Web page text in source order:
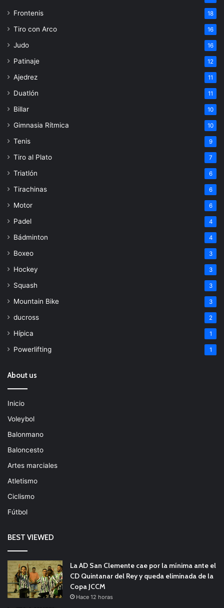
Frontenis 18
Tiro con Arco 16
Judo 16
Patinaje 12
Ajedrez 11
Duatlón 11
Billar 10
Gimnasia Rítmica 10
Tenis 9
Tiro al Plato 7
Triatlón 6
Tirachinas 6
Motor 6
Padel 4
Bádminton 4
Boxeo 3
Hockey 3
Squash 3
Mountain Bike 3
ducross 2
Hípica 1
Powerlifting 1
About us
Inicio
Voleybol
Balonmano
Baloncesto
Artes marciales
Atletismo
Ciclismo
Fútbol
BEST VIEWED
La AD San Clemente cae por la mínima ante el
CD Quintanar del Rey y queda eliminada de la
Copa JCCM
Hace 12 horas